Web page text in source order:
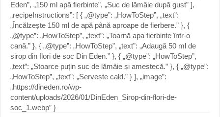
Eden”, „150 ml apă fierbinte”, „Suc de lămâie după gust” ],
„recipeInstructions”: [ { „@type”: „HowToStep”, „text”:
„Încălzește 150 ml de apă până aproape de fierbere.” }, {
„@type”: „HowToStep”, „text”: „Toarnă apa fierbinte într-o
cană.” }, { „@type”: „HowToStep”, „text”: „Adaugă 50 ml de
sirop din flori de soc Din Eden.” }, { „@type”: „HowToStep”,
„text”: „Stoarce puțin suc de lămâie și amestecă.” }, { „@type”:
„HowToStep”, „text”: „Servește cald.” } ], „image”:
„https://dineden.ro/wp-
content/uploads/2026/01/DinEden_Sirop-din-flori-de-
soc_1.webp” }